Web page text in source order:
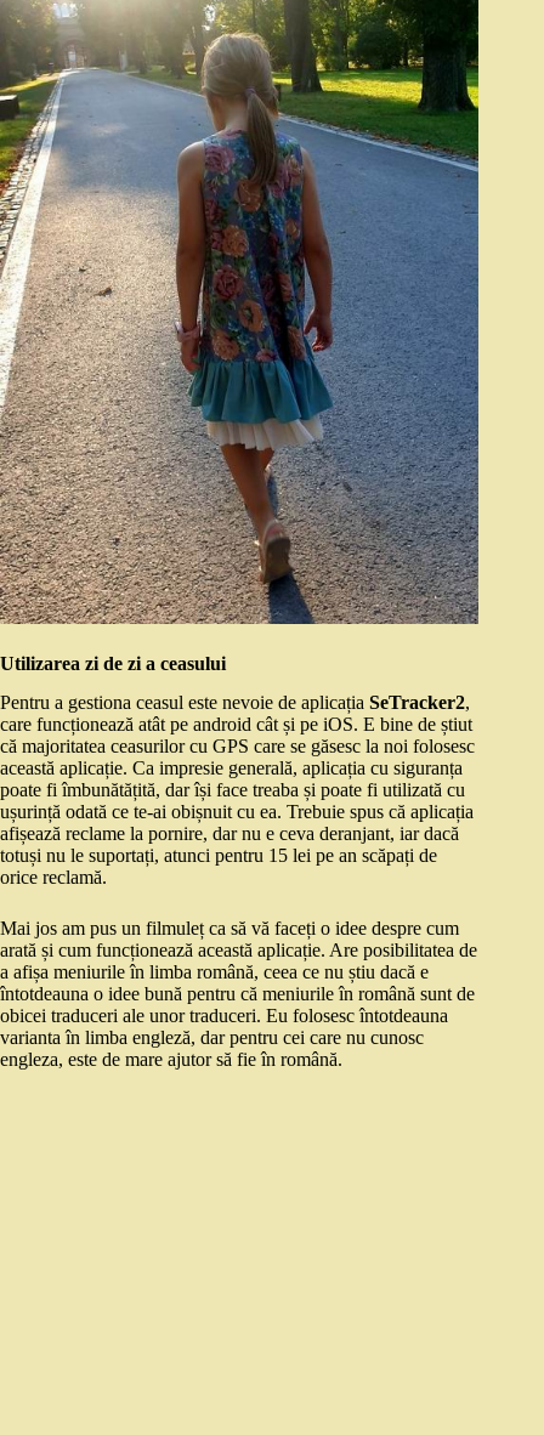
Utilizarea zi de zi a ceasului
Pentru a gestiona ceasul este nevoie de aplicația SeTracker2,
care funcționează atât pe android cât și pe iOS. E bine de știut
că majoritatea ceasurilor cu GPS care se găsesc la noi folosesc
această aplicație. Ca impresie generală, aplicația cu siguranța
poate fi îmbunătățită, dar își face treaba și poate fi utilizată cu
ușurință odată ce te-ai obișnuit cu ea. Trebuie spus că aplicația
afișează reclame la pornire, dar nu e ceva deranjant, iar dacă
totuși nu le suportați, atunci pentru 15 lei pe an scăpați de
orice reclamă.
Mai jos am pus un filmuleț ca să vă faceți o idee despre cum
arată și cum funcționează această aplicație. Are posibilitatea de
a afișa meniurile în limba română, ceea ce nu știu dacă e
întotdeauna o idee bună pentru că meniurile în română sunt de
obicei traduceri ale unor traduceri. Eu folosesc întotdeauna
varianta în limba engleză, dar pentru cei care nu cunosc
engleza, este de mare ajutor să fie în română.